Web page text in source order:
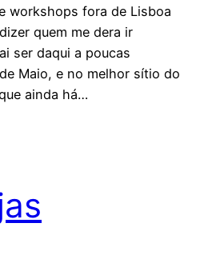
workshops fora de Lisboa
quem me dera ir
ser daqui a poucas
Maio, e no melhor sítio do
ainda há…